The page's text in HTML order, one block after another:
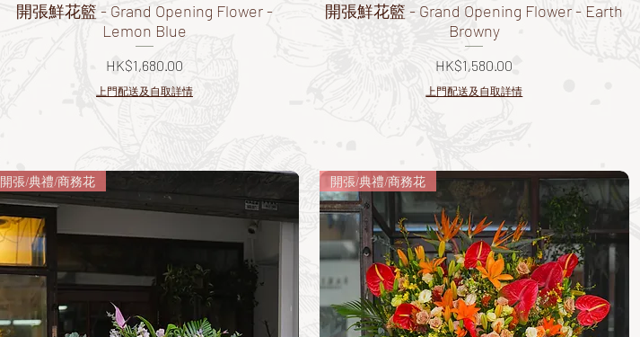
開張鮮花籃 - Grand Opening Flower -
Lemon Blue
價格
HK$1,680.00
上門配送及自取詳情
開張鮮花籃 - Grand Opening Flower - Earth
Browny
價格
HK$1,580.00
上門配送及自取詳情
開張/典禮/商務花 開張/典禮/商務花